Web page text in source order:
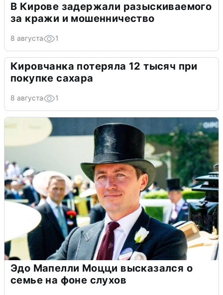
В Кирове задержали разыскиваемого
за кражи и мошенничество
8 августа 1
Кировчанка потеряла 12 тысяч при
покупке сахара
8 августа 1
Эдо Мапелли Моцци высказался о
семье на фоне слухов